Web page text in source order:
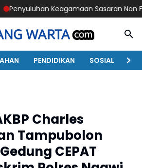
Sasaran Non Fisik TMMD 129
PENDIDIKAN SOSIAL
Charles
Tampubolon
CEPAT